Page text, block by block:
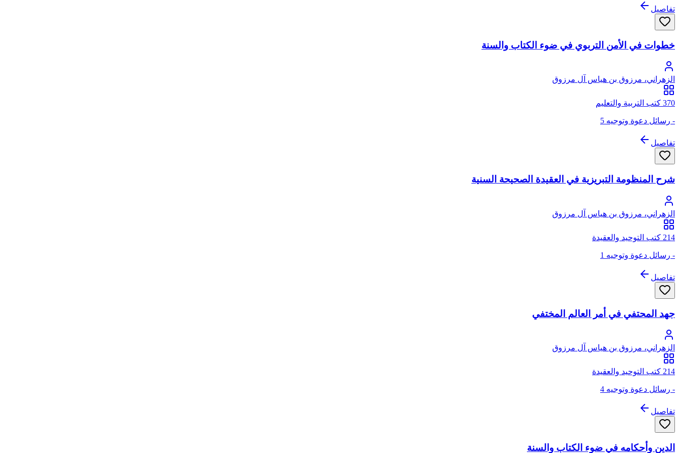
تفاصيل
خطوات في الأمن التربوي في ضوء الكتاب والسنة
الزهراني، مرزوق بن هياس آل مرزوق
370 كتب التربية والتعليم
- رسائل دعوة وتوجيه 5
تفاصيل
شرح المنظومة التبريزية في العقيدة الصحيحة السنية
الزهراني، مرزوق بن هياس آل مرزوق
214 كتب التوحيد والعقيدة
- رسائل دعوة وتوجيه 1
تفاصيل
جهد المحتفي في أمر العالم المختفي
الزهراني، مرزوق بن هياس آل مرزوق
214 كتب التوحيد والعقيدة
- رسائل دعوة وتوجيه 4
تفاصيل
الدين وأحكامه في ضوء الكتاب والسنة